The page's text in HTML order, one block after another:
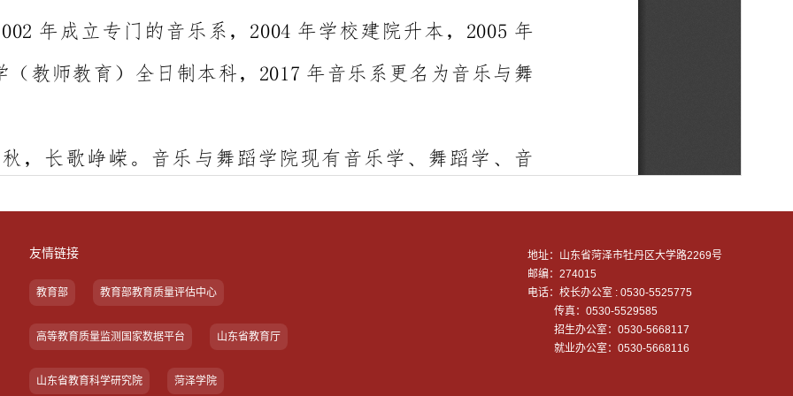
友情链接
教育部 教育部教育质量评估中心
高等教育质量监测国家数据平台 山东省教育厅
山东省教育科学研究院 菏泽学院
地址：山东省菏泽市牡丹区大学路2269号
邮编：274015
电话：校长办公室 : 0530-5525775
传真：0530-5529585
招生办公室：0530-5668117
就业办公室：0530-5668116